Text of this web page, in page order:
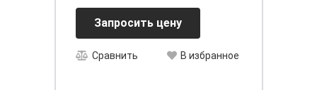
Запросить цену
Сравнить В избранное